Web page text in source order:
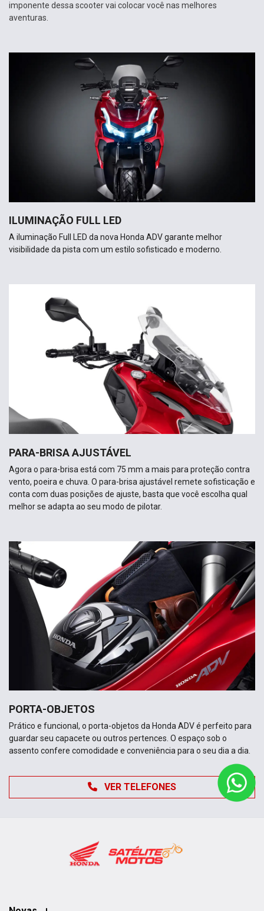
imponente dessa scooter vai colocar você nas melhores
aventuras.
ILUMINAÇÃO FULL LED
A iluminação Full LED da nova Honda ADV garante melhor
visibilidade da pista com um estilo sofisticado e moderno.
PARA-BRISA AJUSTÁVEL
Agora o para-brisa está com 75 mm a mais para proteção contra
vento, poeira e chuva. O para-brisa ajustável remete sofisticação e
conta com duas posições de ajuste, basta que você escolha qual
melhor se adapta ao seu modo de pilotar.
PORTA-OBJETOS
Prático e funcional, o porta-objetos da Honda ADV é perfeito para
guardar seu capacete ou outros pertences. O espaço sob o
assento confere comodidade e conveniência para o seu dia a dia.
VER TELEFONES